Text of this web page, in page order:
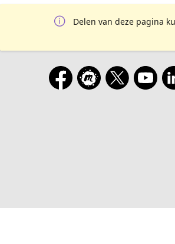
Delen van deze pagina